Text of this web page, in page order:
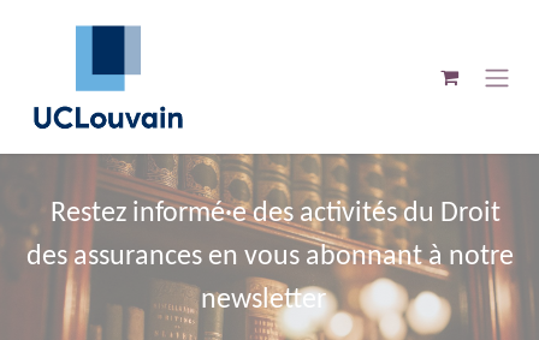
Se rendre au contenu
Restez informé·e des activités du Droit
des assurances en vous abonnant à notre
newsletter